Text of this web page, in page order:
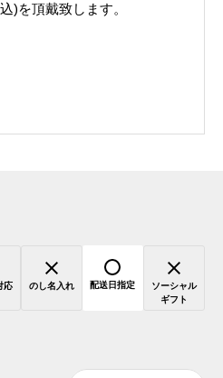
)を頂戴致します。
応 のし名入れ 配送日指定
ソーシャル
ギフト